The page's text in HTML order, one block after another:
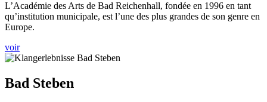
L’Académie des Arts de Bad Reichenhall, fondée en 1996 en tant
qu’institution municipale, est l’une des plus grandes de son genre en
Europe.
voir
Bad Steben